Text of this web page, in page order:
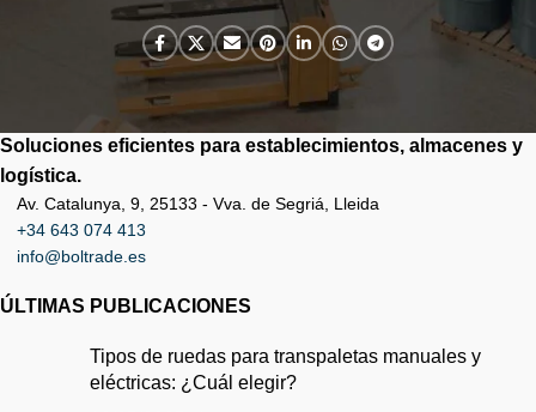
Soluciones eficientes para establecimientos, almacenes y
logística.
Av. Catalunya, 9, 25133 - Vva. de Segriá, Lleida
+34 643 074 413
info@boltrade.es
ÚLTIMAS PUBLICACIONES
Tipos de ruedas para transpaletas manuales y
eléctricas: ¿Cuál elegir?